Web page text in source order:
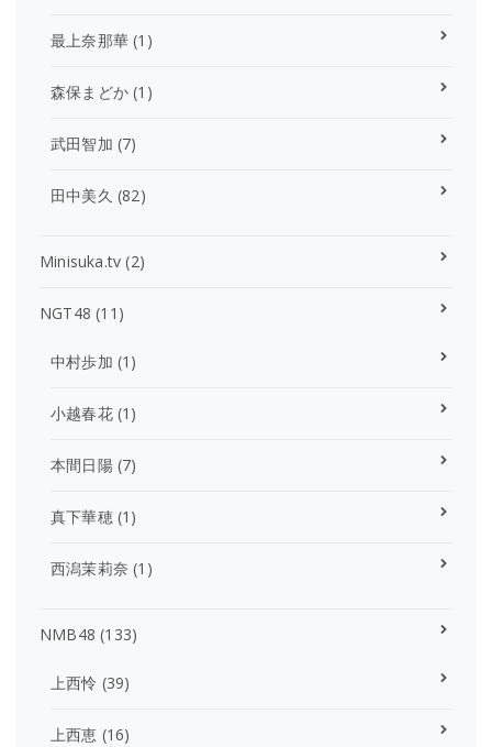
最上奈那華 (1)
森保まどか (1)
武田智加 (7)
田中美久 (82)
Minisuka.tv (2)
NGT48 (11)
中村歩加 (1)
小越春花(1)
本間日陽(7)
真下華穂(1)
西潟茉莉奈 (1)
NMB48 (133)
上西怜 (39)
上西恵 (16)